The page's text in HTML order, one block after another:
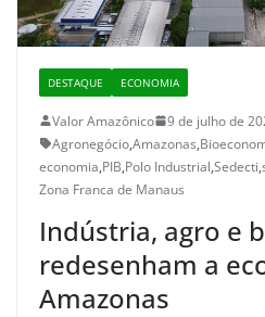
DESTAQUE ECONOMIA
Valor Amazônico 9 de julho de
Agronegócio,Amazonas,
economia,PIB,Polo Industrial,Sedecti,
Zona Franca de Manaus
Indústria, agro e
redesenham a
Amazonas